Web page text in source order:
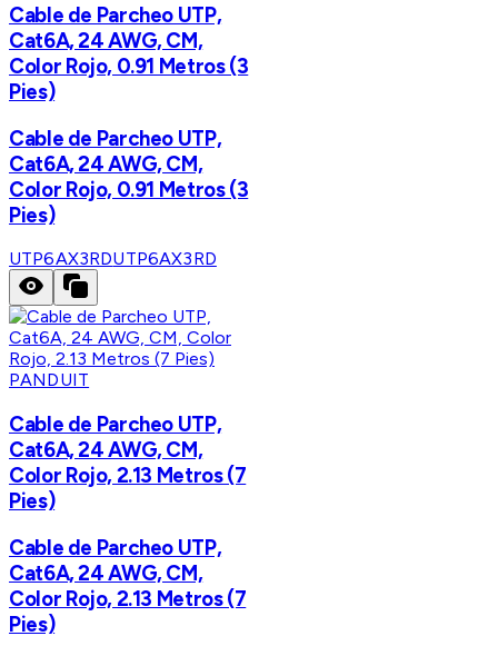
Cable de Parcheo UTP,
Cat6A, 24 AWG, CM,
Color Rojo, 0.91 Metros (3
Pies)
Cable de Parcheo UTP,
Cat6A, 24 AWG, CM,
Color Rojo, 0.91 Metros (3
Pies)
UTP6AX3RDUTP6AX3RD
PANDUIT
Cable de Parcheo UTP,
Cat6A, 24 AWG, CM,
Color Rojo, 2.13 Metros (7
Pies)
Cable de Parcheo UTP,
Cat6A, 24 AWG, CM,
Color Rojo, 2.13 Metros (7
Pies)